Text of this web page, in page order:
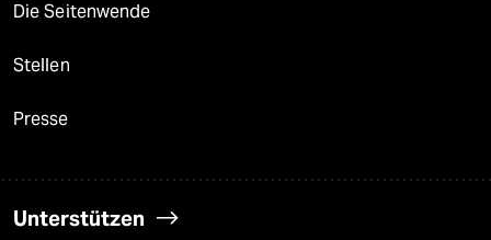
Die Seitenwende
Stellen
Presse
Unterstützen